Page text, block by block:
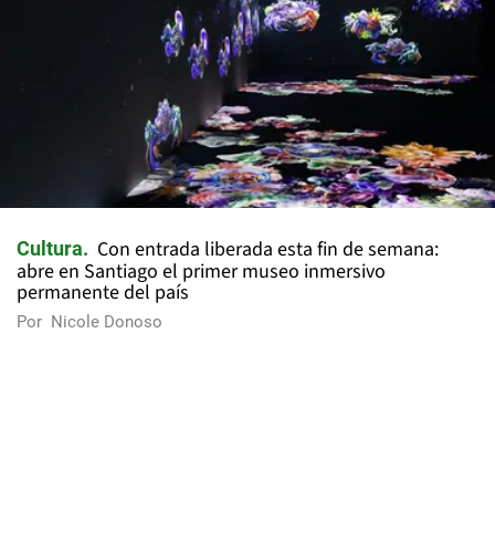
Cultura
Con entrada liberada esta fin de semana:
abre en Santiago el primer museo inmersivo
permanente del país
Por Nicole Donoso